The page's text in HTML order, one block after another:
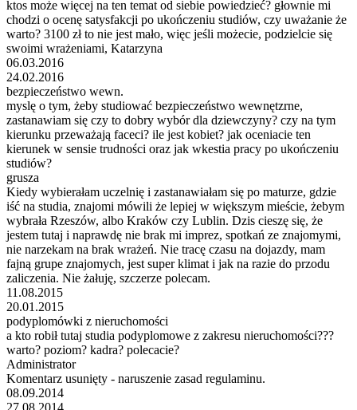
ktos może więcej na ten temat od siebie powiedzieć? głownie mi
chodzi o ocenę satysfakcji po ukończeniu studiów, czy uważanie że
warto? 3100 zł to nie jest mało, więc jeśli możecie, podzielcie się
swoimi wrażeniami, Katarzyna
06.03.2016
24.02.2016
bezpieczeństwo wewn.
myslę o tym, żeby studiować bezpieczeństwo wewnętzrne,
zastanawiam się czy to dobry wybór dla dziewczyny? czy na tym
kierunku przeważają faceci? ile jest kobiet? jak oceniacie ten
kierunek w sensie trudności oraz jak wkestia pracy po ukończeniu
studiów?
grusza
Kiedy wybierałam uczelnię i zastanawiałam się po maturze, gdzie
iść na studia, znajomi mówili że lepiej w większym mieście, żebym
wybrała Rzeszów, albo Kraków czy Lublin. Dzis cieszę się, że
jestem tutaj i naprawdę nie brak mi imprez, spotkań ze znajomymi,
nie narzekam na brak wrażeń. Nie tracę czasu na dojazdy, mam
fajną grupe znajomych, jest super klimat i jak na razie do przodu
zaliczenia. Nie żałuję, szczerze polecam.
11.08.2015
20.01.2015
podyplomówki z nieruchomości
a kto robił tutaj studia podyplomowe z zakresu nieruchomości???
warto? poziom? kadra? polecacie?
Administrator
Komentarz usunięty - naruszenie zasad regulaminu.
08.09.2014
27.08.2014